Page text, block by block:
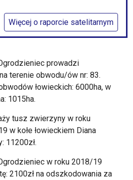
Więcej o raporcie satelitarnym
prowadzi
terenie obwodu/ów nr: 83.
łowieckich: 6000ha, w
1015ha.
tusz zwierzyny w roku
w kołe łowieckiem Diana
11200zł.
w roku 2018/19
2100zł na odszkodowania za